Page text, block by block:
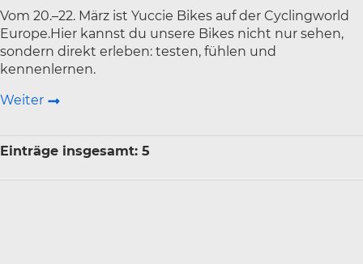
Vom 20.–22. März ist Yuccie Bikes auf der Cyclingworld
Europe.Hier kannst du unsere Bikes nicht nur sehen,
sondern direkt erleben: testen, fühlen und
kennenlernen.
Weiter
Einträge insgesamt: 5